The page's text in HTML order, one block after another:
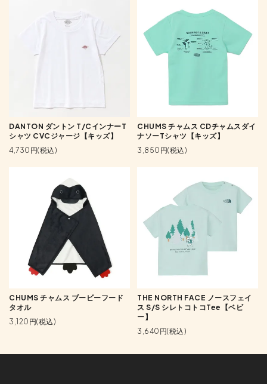
DANTON ダントン T/CインナーT
シャツ CVCジャージ【キッズ】
4,730円(税込)
CHUMS チャムス CDチャムスダイ
ナソーTシャツ【キッズ】
3,850円(税込)
CHUMS チャムス ブービーフード
タオル
3,120円(税込)
THE NORTH FACE ノースフェイ
ス S/S シレトコトコTee【ベビ
ー】
3,640円(税込)